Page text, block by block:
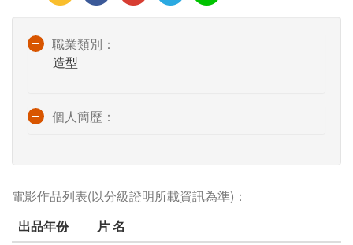
職業類別：
造型
個人簡歷：
電影作品列表(以分級證明所載資訊為準)：
出品年份
片 名